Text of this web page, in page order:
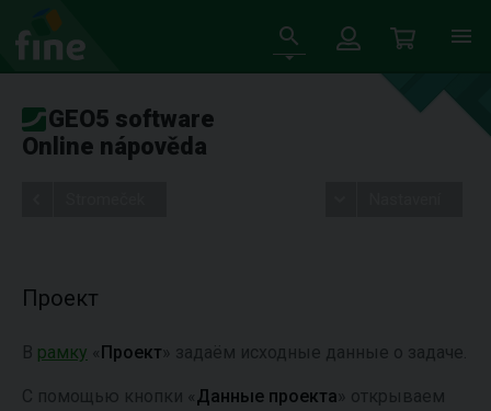
GEO5 software
Online nápověda
Проект
В рамку « Проект » задаём исходные данные о задаче.
С помощью кнопки « Данные проекта » открываем